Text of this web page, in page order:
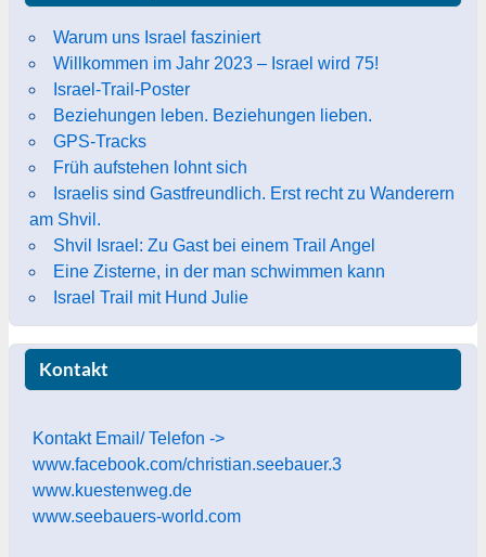
Warum uns Israel fasziniert
Willkommen im Jahr 2023 – Israel wird 75!
Israel-Trail-Poster
Beziehungen leben. Beziehungen lieben.
GPS-Tracks
Früh aufstehen lohnt sich
Israelis sind Gastfreundlich. Erst recht zu Wanderern
am Shvil.
Shvil Israel: Zu Gast bei einem Trail Angel
Eine Zisterne, in der man schwimmen kann
Israel Trail mit Hund Julie
Kontakt
Kontakt Email/ Telefon ->
www.facebook.com/christian.seebauer.3
www.kuestenweg.de
www.seebauers-world.com